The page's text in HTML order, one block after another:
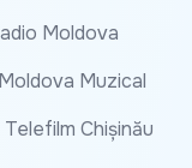
Moldova
Muzical
Telefilm Chișinău